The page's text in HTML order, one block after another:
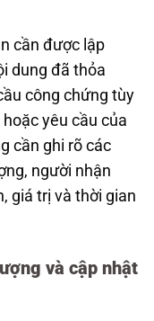
cần được lập
dung đã thỏa
công chứng tùy
hoặc yêu cầu của
cần ghi rõ các
người nhận
giá trị và thời gian
và cập nhật